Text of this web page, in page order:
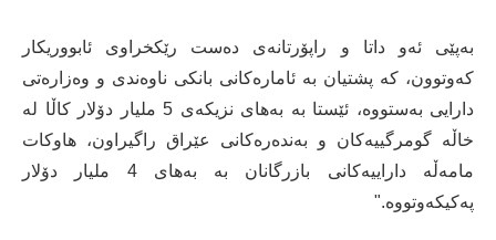
بەپێی ئەو داتا و راپۆرتانەی دەست رێکخراوی ئابووریکار
کەوتوون، کە پشتیان بە ئامارەکانی بانکی ناوەندی و وەزارەتی
دارایی بەستووە، ئێستا بە بەهای نزیکەی 5 ملیار دۆلار کاڵا لە
خاڵە گومرگییەکان و بەندەرەکانی عێراق راگیراون، هاوکات
مامەڵە داراییەکانی بازرگانان بە بەهای 4 ملیار دۆلار
پەکیکەوتووە."